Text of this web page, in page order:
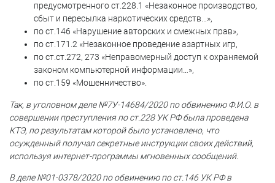
предусмотренного ст.228.1 «Незаконное производство,
сбыт и пересылка наркотических средств…»,
по ст.146 «Нарушение авторских и смежных прав»,
по ст.171.2 «Незаконное проведение азартных игр,
по ст.ст.272, 273 «Неправомерный доступ к охраняемой
законом компьютерной информации…»,
по ст.159 «Мошенничество».
Так, в уголовном деле №7У-14684/2020 по обвинению Ф.И.О. в
совершении преступления по ст.228 УК РФ была проведена
КТЭ, по результатам которой было установлено, что
осужденный получал секретные инструкции своих действий,
используя интернет-программы мгновенных сообщений.
В деле №01-0378/2020 по обвинению по ст.146 УК РФ в